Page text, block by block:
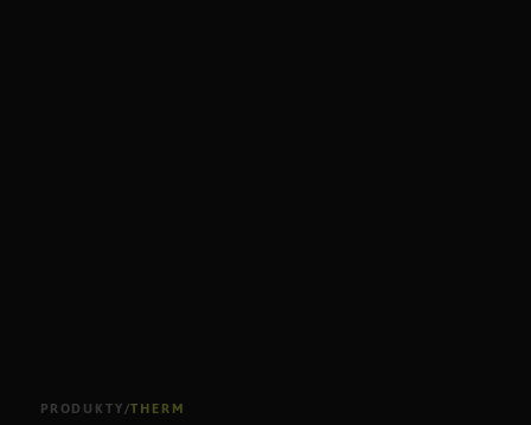
PRODUKTY/THERM